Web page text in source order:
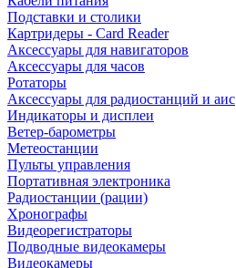
Подставки и столики
Картридеры - Card Reader
Аксессуары для навигаторов
Аксессуары для часов
Ротаторы
Аксессуары для радиостанций и аис
Индикаторы и дисплеи
Ветер-барометры
Метеостанции
Пульты управления
Портативная электроника
Радиостанции (рации)
Хронографы
Видеорегистраторы
Подводные видеокамеры
Видеокамеры